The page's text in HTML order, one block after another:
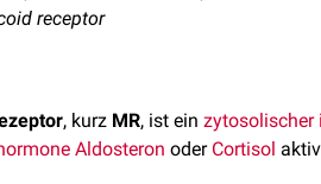
receptor
, kurz MR, ist ein zytosolischer
Aldosteron oder Cortisol